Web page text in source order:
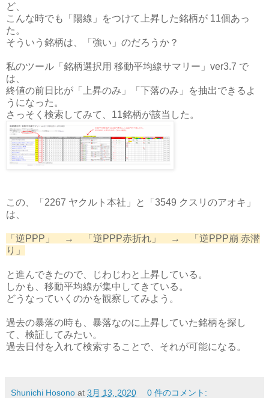
ど、
こんな時でも「陽線」をつけて上昇した銘柄が 11個あっ
た。
そういう銘柄は、「強い」のだろうか？
私のツール「銘柄選択用 移動平均線サマリー」ver3.7 で
は、
終値の前日比が「上昇のみ」「下落のみ」を抽出できるよ
うになった。
さっそく検索してみて、11銘柄が該当した。
この、「2267 ヤクルト本社」と「3549 クスリのアオキ」
は、
「逆PPP」 → 「逆PPP赤折れ」 → 「逆PPP崩 赤潜
り」
と進んできたので、じわじわと上昇している。
しかも、移動平均線が集中してきている。
どうなっていくのかを観察してみよう。
過去の暴落の時も、暴落なのに上昇していた銘柄を探し
て、検証してみたい。
過去日付を入れて検索することで、それが可能になる。
Shunichi Hosono at 3月 13, 2020 0 件のコメント: